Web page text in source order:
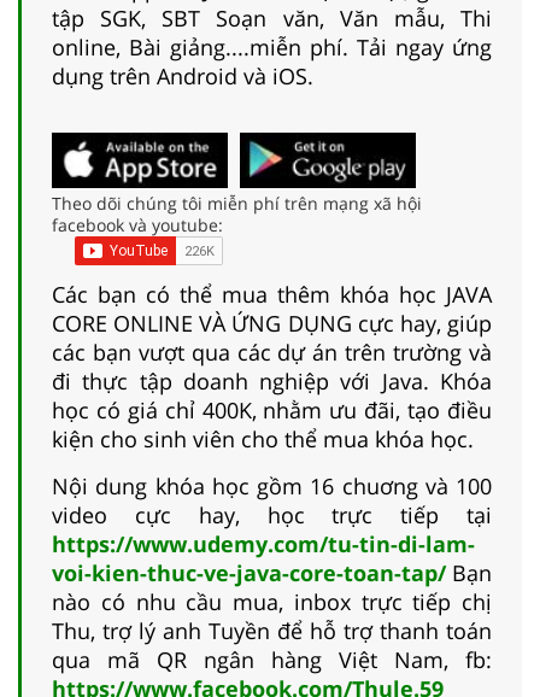
tập SGK, SBT Soạn văn, Văn mẫu, Thi
online, Bài giảng....miễn phí. Tải ngay ứng
dụng trên Android và iOS.
Theo dõi chúng tôi miễn phí trên mạng xã hội
facebook và youtube:
Các bạn có thể mua thêm khóa học JAVA
CORE ONLINE VÀ ỨNG DỤNG cực hay, giúp
các bạn vượt qua các dự án trên trường và
đi thực tập doanh nghiệp với Java. Khóa
học có giá chỉ 400K, nhằm ưu đãi, tạo điều
kiện cho sinh viên cho thể mua khóa học.
Nội dung khóa học gồm 16 chuơng và 100
video cực hay, học trực tiếp tại
https://www.udemy.com/tu-tin-di-lam-
voi-kien-thuc-ve-java-core-toan-tap/Bạn
nào có nhu cầu mua, inbox trực tiếp chị
Thu, trợ lý anh Tuyền để hỗ trợ thanh toán
qua mã QR ngân hàng Việt Nam, fb:
https://www.facebook.com/Thule.59